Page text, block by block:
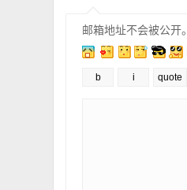
邮箱地址不会被公开。